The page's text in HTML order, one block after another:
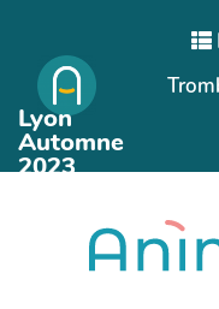
Aller au contenu
Lyon
Automne
2023